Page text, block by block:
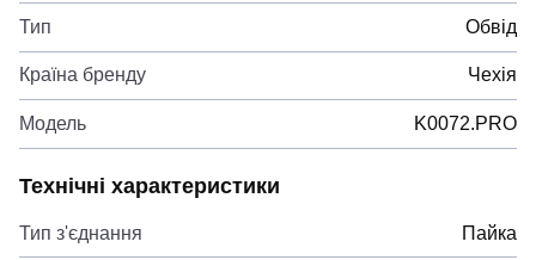
Тип Обвід
Країна бренду Чехія
Модель K0072.PRO
Технічні характеристики
Тип з'єднання Пайка